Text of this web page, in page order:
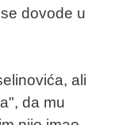
dovode u
ali
da mu